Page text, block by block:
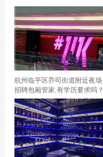
杭州临平区乔司街道附近夜场
招聘包厢管家,有学历要求吗？